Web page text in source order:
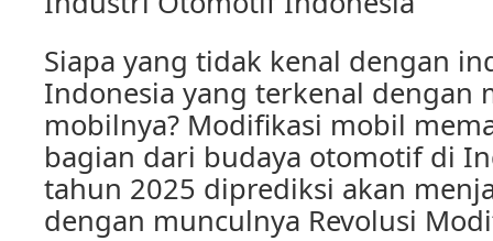
Siapa yang tidak kenal dengan
Indonesia yang terkenal dengan
mobilnya? Modifikasi mobil
bagian dari budaya otomotif di
tahun 2025 diprediksi akan
dengan munculnya Revolusi